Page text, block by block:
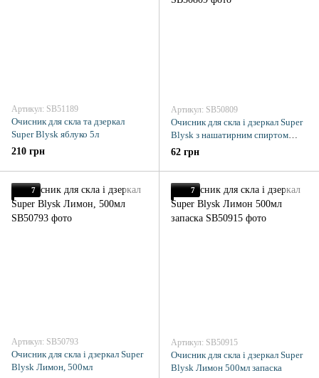
Артикул: SB51189
Очисник для скла та дзеркал
Super Blysk яблуко 5л
210 грн
Артикул: SB50809
Очисник для скла і дзеркал Super
Blysk з нашатирним спиртом
Зелене яблуко 500мл
62 грн
7
Артикул: SB50793
Очисник для скла і дзеркал Super
Blysk Лимон, 500мл
7
Артикул: SB50915
Очисник для скла і дзеркал Super
Blysk Лимон 500мл запаска